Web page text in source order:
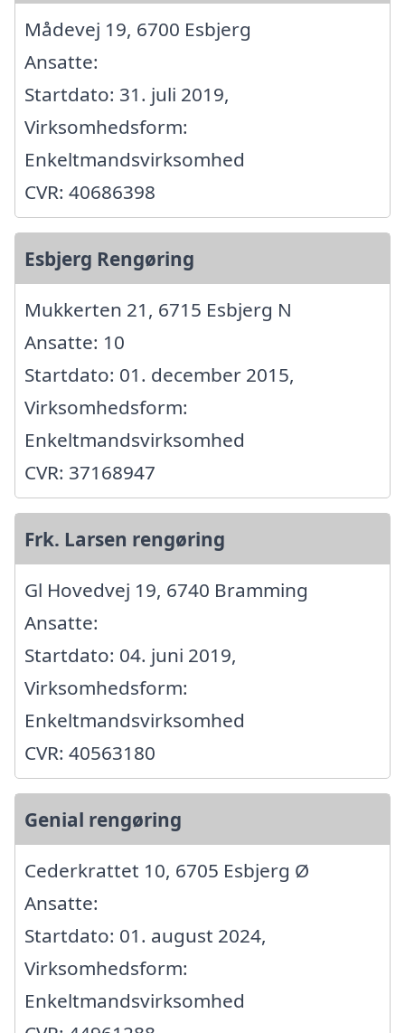
Mådevej 19, 6700 Esbjerg
Ansatte:
Startdato: 31. juli 2019,
Virksomhedsform:
Enkeltmandsvirksomhed
CVR: 40686398
Esbjerg Rengøring
Mukkerten 21, 6715 Esbjerg N
Ansatte: 10
Startdato: 01. december 2015,
Virksomhedsform:
Enkeltmandsvirksomhed
CVR: 37168947
Frk. Larsen rengøring
Gl Hovedvej 19, 6740 Bramming
Ansatte:
Startdato: 04. juni 2019,
Virksomhedsform:
Enkeltmandsvirksomhed
CVR: 40563180
Genial rengøring
Cederkrattet 10, 6705 Esbjerg Ø
Ansatte:
Startdato: 01. august 2024,
Virksomhedsform:
Enkeltmandsvirksomhed